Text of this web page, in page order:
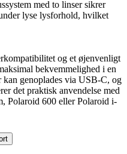
med to linser sikrer
lyse lysforhold, hvilket
og et øjenvenligt
bekvemmelighed i en
genoplades via USB-C, og
det praktisk anvendelse med
Polaroid 600 eller Polaroid i-